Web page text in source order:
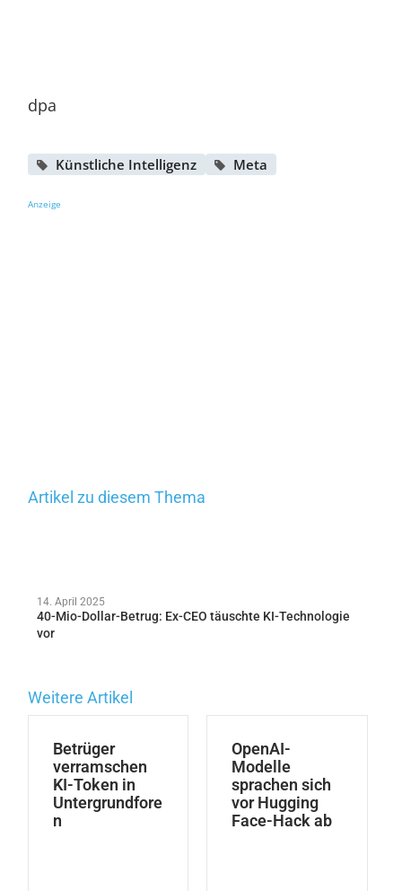
dpa
Künstliche Intelligenz Meta
Anzeige
Artikel zu diesem Thema
14. April 2025
40-Mio-Dollar-Betrug: Ex-CEO täuschte KI-Technologie
vor
Weitere Artikel
Betrüger
verramschen
KI-Token in
Untergrundfore
n
OpenAI-
Modelle
sprachen sich
vor Hugging
Face-Hack ab